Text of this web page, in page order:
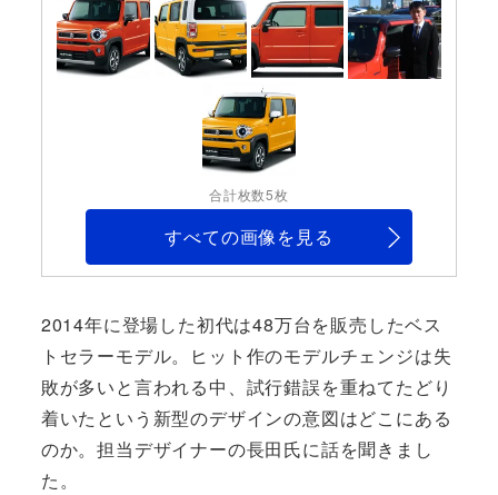
合計枚数5枚
すべての画像を見る
2014年に登場した初代は48万台を販売したベス
トセラーモデル。ヒット作のモデルチェンジは失
敗が多いと言われる中、試行錯誤を重ねてたどり
着いたという新型のデザインの意図はどこにある
のか。担当デザイナーの長田氏に話を聞きまし
た。